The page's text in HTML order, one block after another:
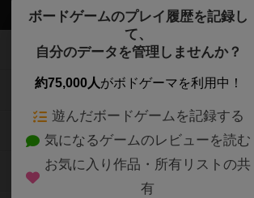
ボードゲームのプレイ履歴を記録し
て、
自分のデータを管理しませんか？
約75,000人がボドゲーマを利用中！
遊んだボードゲームを記録する
気になるゲームのレビューを読む
お気に入り作品・所有リストの共
有
ボドゲーマTOP
ボードゲームを検索する
ボードゲームの新着レビュー
ボードゲーム会情報
メカニクス特集